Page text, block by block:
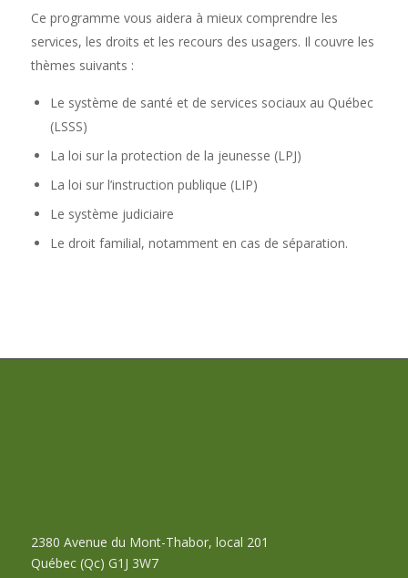
Ce programme vous aidera à mieux comprendre les
services, les droits et les recours des usagers. Il couvre les
thèmes suivants :
Le système de santé et de services sociaux au Québec
(LSSS)
La loi sur la protection de la jeunesse (LPJ)
La loi sur l’instruction publique (LIP)
Le système judiciaire
Le droit familial, notamment en cas de séparation.
2380 Avenue du Mont-Thabor, local 201
Québec (Qc) G1J 3W7